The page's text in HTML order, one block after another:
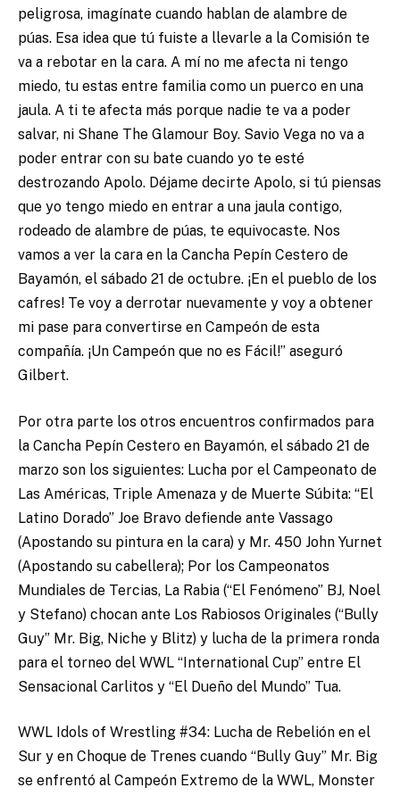
peligrosa, imagínate cuando hablan de alambre de
púas. Esa idea que tú fuiste a llevarle a la Comisión te
va a rebotar en la cara. A mí no me afecta ni tengo
miedo, tu estas entre familia como un puerco en una
jaula. A ti te afecta más porque nadie te va a poder
salvar, ni Shane The Glamour Boy. Savio Vega no va a
poder entrar con su bate cuando yo te esté
destrozando Apolo. Déjame decirte Apolo, si tú piensas
que yo tengo miedo en entrar a una jaula contigo,
rodeado de alambre de púas, te equivocaste. Nos
vamos a ver la cara en la Cancha Pepín Cestero de
Bayamón, el sábado 21 de octubre. ¡En el pueblo de los
cafres! Te voy a derrotar nuevamente y voy a obtener
mi pase para convertirse en Campeón de esta
compañía. ¡Un Campeón que no es Fácil!” aseguró
Gilbert.
Por otra parte los otros encuentros confirmados para
la Cancha Pepín Cestero en Bayamón, el sábado 21 de
marzo son los siguientes: Lucha por el Campeonato de
Las Américas, Triple Amenaza y de Muerte Súbita: “El
Latino Dorado” Joe Bravo defiende ante Vassago
(Apostando su pintura en la cara) y Mr. 450 John Yurnet
(Apostando su cabellera); Por los Campeonatos
Mundiales de Tercias, La Rabia (“El Fenómeno” BJ, Noel
y Stefano) chocan ante Los Rabiosos Originales (“Bully
Guy” Mr. Big, Niche y Blitz) y lucha de la primera ronda
para el torneo del WWL “International Cup” entre El
Sensacional Carlitos y “El Dueño del Mundo” Tua.
WWL Idols of Wrestling #34: Lucha de Rebelión en el
Sur y en Choque de Trenes cuando “Bully Guy” Mr. Big
se enfrentó al Campeón Extremo de la WWL, Monster